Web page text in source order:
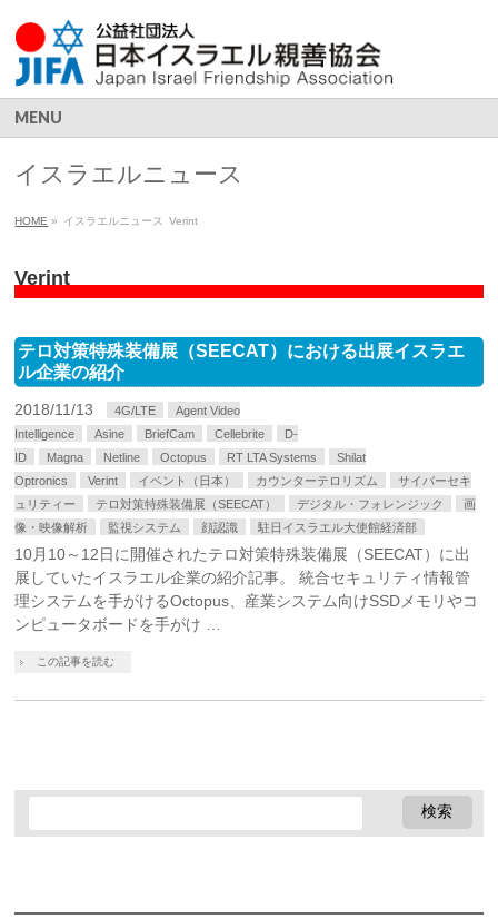
MENU
イスラエルニュース
HOME » イスラエルニュース Verint
Verint
テロ対策特殊装備展（SEECAT）における出展イスラエ
ル企業の紹介
2018/11/13 4G/LTE
Agent Video
Intelligence
Asine BriefCam Cellebrite
D-
ID
Magna Netline Octopus RT LTA Systems
Shilat
Optronics
Verint イベント（日本） カウンターテロリズム
サイバーセキ
ュリティー
テロ対策特殊装備展（SEECAT） デジタル・フォレンジック
画
像・映像解析
監視システム 顔認識 駐日イスラエル大使館経済部
10月10～12日に開催されたテロ対策特殊装備展（SEECAT）に出
展していたイスラエル企業の紹介記事。 統合セキュリティ情報管
理システムを手がけるOctopus、産業システム向けSSDメモリやコ
ンピュータボードを手がけ …
この記事を読む